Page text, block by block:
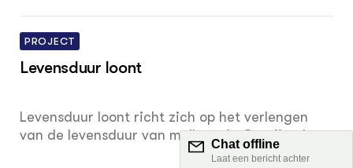
gestimuleerd om zelf actief mee te kijken,
tellen en waarnemingen te doen.
PROJECT
Levensduur loont
Levensduur loont richt zich op het verlengen
van de levensduur van melkvee in Overijssel.
Daarmee dragen we bij aan verschillende